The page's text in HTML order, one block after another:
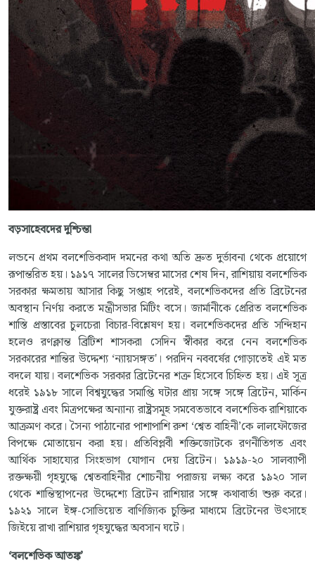
বড়সাহেবদেরদুশ্চিন্তা
লন্ডনে প্রথম বলশেভিকবাদ দমনের কথা অতি দ্রুত দুর্ভাবনা থেকে প্রয়োগে
রূপান্তরিত হয়। ১৯১৭ সালের ডিসেম্বর মাসের শেষ দিন, রাশিয়ায় বলশেভিক
সরকার ক্ষমতায় আসার কিছু সপ্তাহ পরেই, বলশেভিকদের প্রতি ব্রিটেনের
অবস্থান নির্ণয় করতে মন্ত্রীসভার মিটিং বসে। জার্মানীকে প্রেরিত বলশেভিক
শাস্তি প্রস্তাবের চুলচেরা বিচার-বিশ্লেষণ হয়। বলশেভিকদের প্রতি সন্দিহান
হলেও রণক্লান্ত ব্রিটিশ শাসকরা সেদিন স্বীকার করে নেন বলশেভিক
সরকারের শান্তির উদ্দেশ্য ‘ন্যায়সঙ্গত'। পরদিন নববর্ষের গোড়াতেই এই মত
বদলে যায়। বলশেভিক সরকার ব্রিটেনের শত্রু হিসেবে চিহ্নিত হয়। এই সূত্র
ধরেই ১৯১৮ সালে বিশ্বযুদ্ধের সমাপ্তি ঘটার প্রায় সঙ্গে সঙ্গে ব্রিটেন, মার্কিন
যুক্তরাষ্ট্র এবং মিত্রপক্ষের অন্যান্য রাষ্ট্রসমূহ সমবেতভাবে বলশেভিক রাশিয়াকে
আক্রমণ করে। সৈন্য পাঠানোর পাশাপাশি রুশ ‘শ্বেত বাহিনী’কে লালফৌজের
বিপক্ষে মোতায়েন করা হয়। প্রতিবিপ্লবী শক্তিজোটকে রণনীতিগত এবং
আর্থিক সাহায্যের সিংহভাগ যোগান দেয় ব্রিটেন। ১৯১৯-২০ সালব্যাপী
রক্তক্ষয়ী গৃহযুদ্ধে শ্বেতবাহিনীর শোচনীয় পরাজয় লক্ষ্য করে ১৯২০ সাল
থেকে শান্তিস্থাপনের উদ্দেশ্যে ব্রিটেন রাশিয়ার সঙ্গে কথাবার্তা শুরু করে।
১৯২১ সালে ইঙ্গ-সোভিয়েত বাণিজ্যিক চুক্তির মাধ্যমে ব্রিটেনের উৎসাহে
জিইয়ে রাখা রাশিয়ার গৃহযুদ্ধের অবসান ঘটে।
‘বলশেভিকআতঙ্ক’